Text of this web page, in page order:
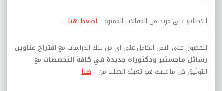
للاطلاع على مزيد من المقالات المميزة أضغط هنا .
للحصول على النص الكامل على اي من تلك الدراسات مع اقتراح عناوين
رسائل ماجستير ودكتوراه جديدة في كافة التخصصات مع
التوثيق كل ما عليك هو تعبئة الطلب من هنا